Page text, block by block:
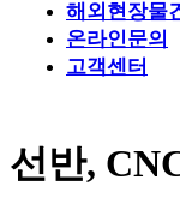
해외현장물
온라인문의
고객센터
선반,